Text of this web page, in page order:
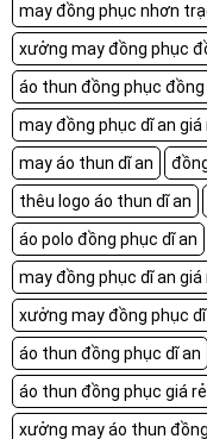
may đồng phục nhơn
xưởng may đồng phục
áo thun đồng phục đồng
may đồng phục dĩ an giá
may áo thun dĩ an
thêu logo áo thun dĩ an
áo polo đồng phục dĩ an
may đồng phục dĩ an giá
xưởng may đồng phục dĩ
áo thun đồng phục dĩ an
áo thun đồng phục giá
xưởng may áo thun